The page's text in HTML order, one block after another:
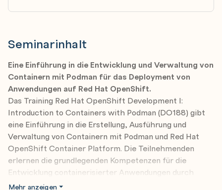
Seminarinhalt
Eine Einführung in die Entwicklung und Verwaltung von
Containern mit Podman für das Deployment von
Anwendungen auf Red Hat OpenShift.
Das Training Red Hat OpenShift Development I:
Introduction to Containers with Podman (DO188) gibt
eine Einführung in die Erstellung, Ausführung und
Verwaltung von Containern mit Podman und Red Hat
OpenShift Container Platform. Die Teilnehmenden
erlernen die grundlegenden Kompetenzen für die
Entwicklung containerisierter Anwendungen durch
praktische Erfahrungen. Die Prüfung Red Hat Certified
Mehr anzeigen